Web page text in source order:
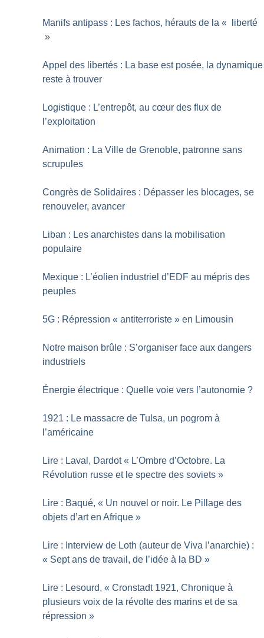
Manifs antipass : Les fachos, hérauts de la «
liberté
»
Appel des libertés : La base est posée, la dynamique
reste à trouver
Logistique : L’entrepôt, au cœur des flux de
l’exploitation
Animation : La Ville de Grenoble, patronne sans
scrupules
Congrès de Solidaires : Dépasser les blocages, se
renouveler, avancer
Liban : Les anarchistes dans la mobilisation
populaire
Mexique : L’éolien industriel d’EDF au mépris des
peuples
5G : Répression « antiterroriste » en Limousin
Notre maison brûle : S’organiser face aux dangers
industriels
Énergie électrique : Quelle voie vers l’autonomie ?
1921 : Le massacre de Tulsa, un pogrom à
l’américaine
Lire : Laval, Dardot « L’Ombre d’Octobre. La
Révolution russe et le spectre des soviets »
Lire : Baqué, « Un nouvel or noir. Le Pillage des
objets d’art en Afrique »
Lire : Interview de Loth (auteur de Viva l’anarchie) :
« Sept ans de travail, de l’idée à la BD »
Lire : Lesourd, « Cronstadt 1921, Chronique à
plusieurs voix de la révolte des marins et de sa
répression »